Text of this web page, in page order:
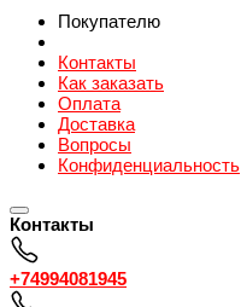
Покупателю
Контакты
Как заказать
Оплата
Доставка
Вопросы
Конфиденциальность
Контакты
+74994081945